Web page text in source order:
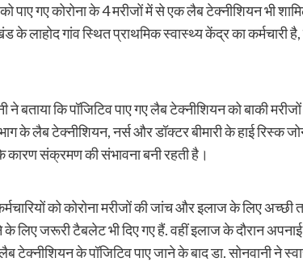
पाए गए कोरोना के 4 मरीजों में से एक लैब टेक्नीशियन भी
के लाहोद गांव स्थित प्राथमिक स्वास्थ्य केंद्र का कर्मचारी
ने बताया कि पॉजिटिव पाए गए लैब टेक्नीशियन को बाकी
के लैब टेक्नीशियन, नर्स और डॉक्टर बीमारी के हाई रिस्क
कारण संक्रमण की संभावना बनी रहती है।
को कोरोना मरीजों की जांच और इलाज के लिए अच्छी
के लिए जरूरी टैबलेट भी दिए गए हैं. वहीं इलाज के दौरान
टेक्नीशियन के पॉजिटिव पाए जाने के बाद डा. सोनवानी ने